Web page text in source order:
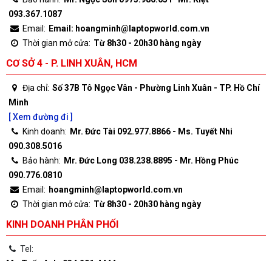
093.367.1087
Email: Email: hoangminh@laptopworld.com.vn
Thời gian mở cửa: Từ 8h30 - 20h30 hàng ngày
CƠ SỞ 4 - P. LINH XUÂN, HCM
Địa chỉ: Số 37B Tô Ngọc Vân - Phường Linh Xuân - TP. Hồ Chí
Minh
[ Xem đường đi ]
Kinh doanh: Mr. Đức Tài 092.977.8866 - Ms. Tuyết Nhi
090.308.5016
Bảo hành: Mr. Đức Long 038.238.8895 - Mr. Hồng Phúc
090.776.0810
Email: hoangminh@laptopworld.com.vn
Thời gian mở cửa: Từ 8h30 - 20h30 hàng ngày
KINH DOANH PHÂN PHỐI
Tel: